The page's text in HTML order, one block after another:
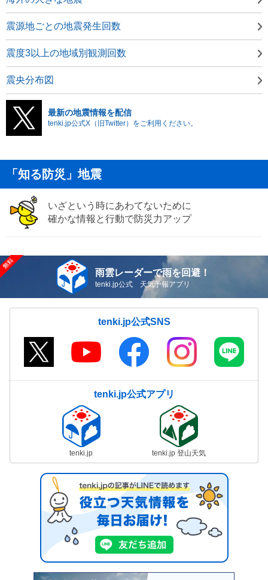
震源地ごとの地震発生回数
震度3以上の地域別観測回数
震央分布図
最新の地震情報を配信
tenki.jp公式X（旧Twitter）をご利用ください。
「知る防災」地震
いざという時にあわてないために
確かな情報と行動で防災力アップ
雨雲レーダーで雨を回避！
tenki.jp公式 天気予報アプリ
tenki.jp公式SNS
tenki.jp公式アプリ
tenki.jp tenki.jp 登山天気